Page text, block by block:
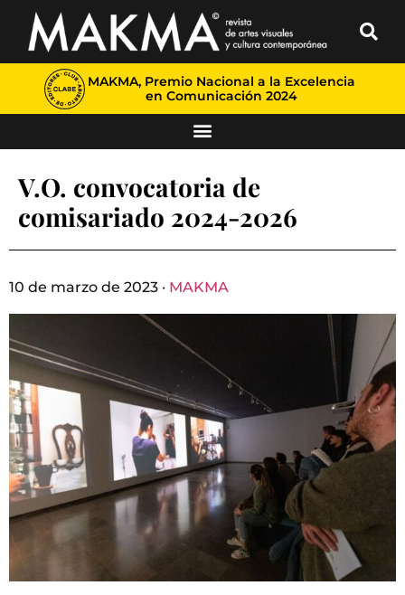
MAKMA, Premio Nacional a la Excelencia
en Comunicación 2024
V.O. convocatoria de
comisariado 2024-2026
10 de marzo de 2023 · MAKMA